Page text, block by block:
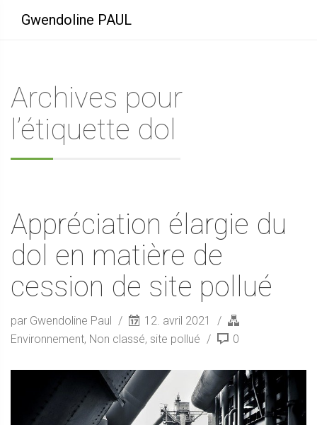
Gwendoline PAUL
Archives pour
l’étiquette dol
Appréciation élargie du
dol en matière de
cession de site pollué
par Gwendoline Paul
12. avril 2021
Environnement, Non classé, site pollué 0